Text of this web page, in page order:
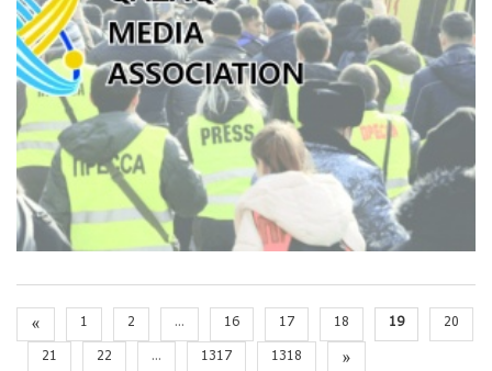
« 1 2 ... 16 17 18 19
20
21
22 ... 1317 1318 »